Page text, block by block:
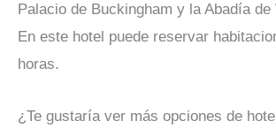
Palacio de Buckingham y la Abadía de
En este hotel puede reservar
horas.
¿Te gustaría ver más opciones de